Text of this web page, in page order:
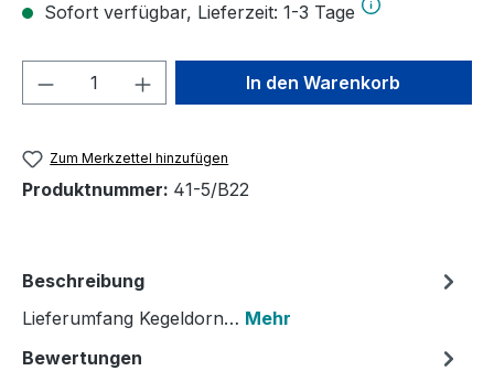
Sofort verfügbar, Lieferzeit: 1-3 Tage
Produkt Anzahl: Gib denIn den Warenkorb
Zum Merkzettel hinzufügen
Produktnummer: 41-5/B22
Beschreibung
Lieferumfang Kegeldorn… Mehr
Bewertungen